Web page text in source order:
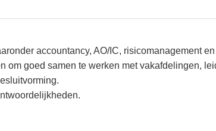
accountancy, AO/IC, risicomanagement
om goed samen te werken met vakafdelingen,